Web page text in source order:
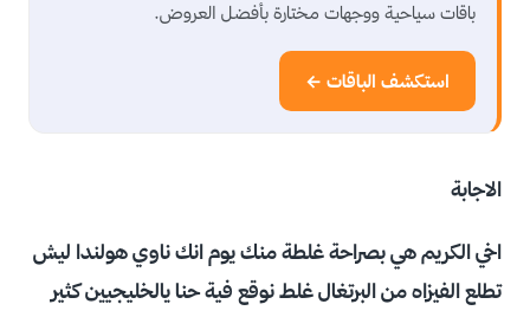
باقات سياحية ووجهات مختارة بأفضل العروض.
استكشف الباقات ←
الاجابة
اخي الكريم هي بصراحة غلطة منك يوم انك ناوي هولندا ليش
تطلع الفيزاه من البرتغال غلط نوقع فية حنا يالخليجيين كثير